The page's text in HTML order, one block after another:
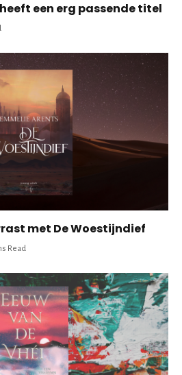
een erg passende titel
met De Woestijndief
Read